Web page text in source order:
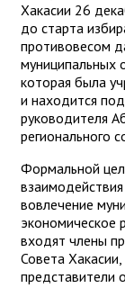
Хакасии 26
до старта
противовесом
муниципальных
которая была
и находится
руководителя
регионального
Формальной
вовлечение
экономическое
входят члены
Совета
представители